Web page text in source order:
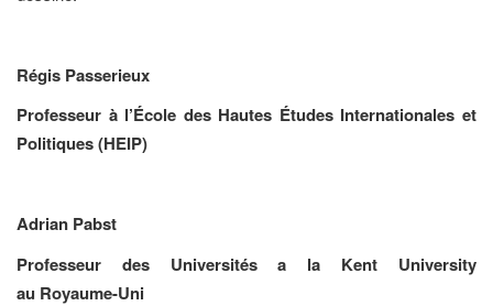
Régis Passerieux
Professeur à l’École des Hautes Études Internationales et
Politiques (HEIP)
Adrian Pabst
Professeur des Universités a la Kent University
au Royaume-Uni